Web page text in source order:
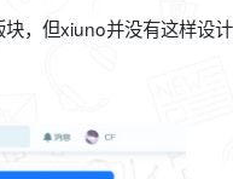
，但xiuno并没有这样设